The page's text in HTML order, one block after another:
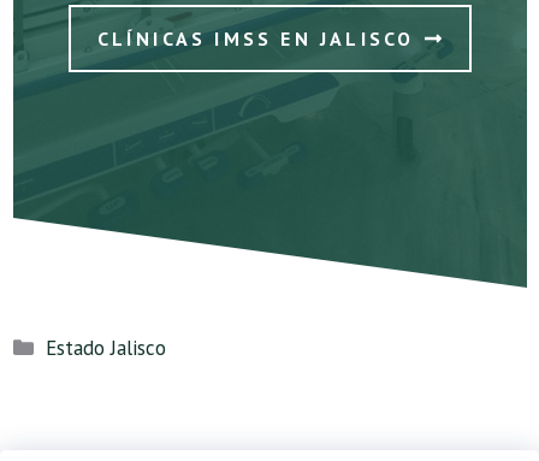
CLÍNICAS IMSS EN JALISCO
Categorías
Estado Jalisco